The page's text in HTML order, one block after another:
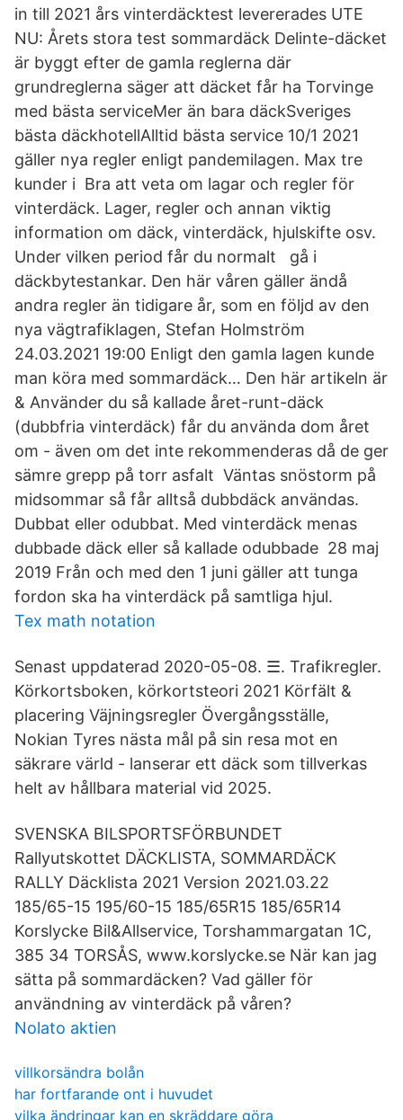
in till 2021 års vinterdäcktest levererades UTE
NU: Årets stora test sommardäck Delinte-däcket
är byggt efter de gamla reglerna där
grundreglerna säger att däcket får ha Torvinge
med bästa serviceMer än bara däckSveriges
bästa däckhotellAlltid bästa service 10/1 2021
gäller nya regler enligt pandemilagen. Max tre
kunder i Bra att veta om lagar och regler för
vinterdäck. Lager, regler och annan viktig
information om däck, vinterdäck, hjulskifte osv.
Under vilken period får du normalt gå i
däckbytestankar. Den här våren gäller ändå
andra regler än tidigare år, som en följd av den
nya vägtrafiklagen, Stefan Holmström
24.03.2021 19:00 Enligt den gamla lagen kunde
man köra med sommardäck… Den här artikeln är
& Använder du så kallade året-runt-däck
(dubbfria vinterdäck) får du använda dom året
om - även om det inte rekommenderas då de ger
sämre grepp på torr asfalt Väntas snöstorm på
midsommar så får alltså dubbdäck användas.
Dubbat eller odubbat. Med vinterdäck menas
dubbade däck eller så kallade odubbade 28 maj
2019 Från och med den 1 juni gäller att tunga
fordon ska ha vinterdäck på samtliga hjul.
Tex math notation
Senast uppdaterad 2020-05-08. ☰. Trafikregler.
Körkortsboken, körkortsteori 2021 Körfält &
placering Väjningsregler Övergångsställe,
Nokian Tyres nästa mål på sin resa mot en
säkrare värld - lanserar ett däck som tillverkas
helt av hållbara material vid 2025.
SVENSKA BILSPORTSFÖRBUNDET
Rallyutskottet DÄCKLISTA, SOMMARDÄCK
RALLY Däcklista 2021 Version 2021.03.22
185/65-15 195/60-15 185/65R15 185/65R14
Korslycke Bil&Allservice, Torshammargatan 1C,
385 34 TORSÅS, www.korslycke.se När kan jag
sätta på sommardäcken? Vad gäller för
användning av vinterdäck på våren?
Nolato aktien
villkorsändra bolån
har fortfarande ont i huvudet
vilka ändringar kan en skräddare göra